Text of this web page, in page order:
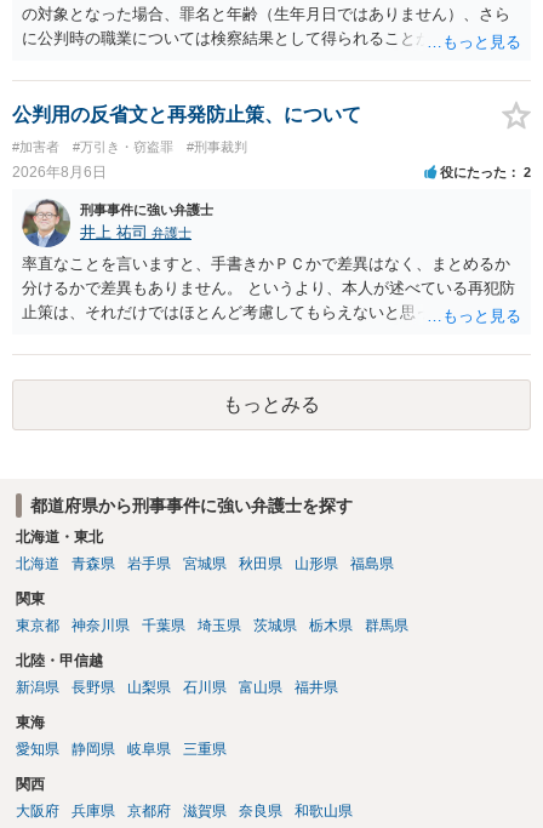
の対象となった場合、罪名と年齢（生年月日ではありません）、さら
に公判時の職業については検察結果として得られることが通常です。
公判用の反省文と再発防止策、について
#加害者 #万引き・窃盗罪 #刑事裁判
2026年8月6日 役にたった 2
刑事事件に強い弁護士
井上 祐司 弁護士
率直なことを言いますと、手書きかＰＣかで差異はなく、まとめるか
分けるかで差異もありません。 というより、本人が述べている再犯防
止策は、それだけではほとんど考慮してもらえないと思った方が良い
やカウンセリング・治療の内容 ・利用している再犯防止策（例えば保
護観察所と連携した職業支援の内容や具体的な就労・監督状況） ・監
督者の証言 など、証拠で担保された客観性と実現可能性があるもので
なければあまり意味がありません。 もともと執行猶予が狙える事案で
いうのが実感です。
もっとみる
都道府県から刑事事件に強い弁護士を探す
北海道・東北
北海道
青森県 岩手県 宮城県 秋田県 山形県 福島県
関東
東京都
神奈川県 千葉県 埼玉県 茨城県 栃木県 群馬県
北陸・甲信越
新潟県
長野県 山梨県 石川県 富山県 福井県
東海
愛知県
静岡県 岐阜県 三重県
関西
大阪府
兵庫県 京都府 滋賀県 奈良県 和歌山県